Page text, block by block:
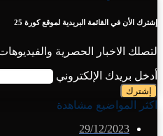
إشترك الأن في القائمة البريدية لموقع كورة 25
لتصلك الاخبار الحصرية
أدخل بريدك الإلكتروني
اكثر المواضيع مشاهدة
29/12/2023